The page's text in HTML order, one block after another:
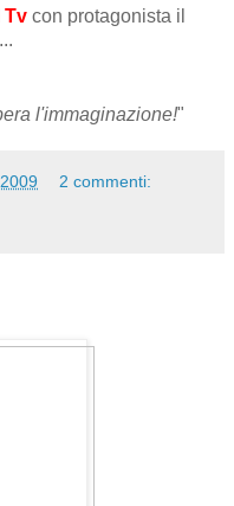
Tv con protagonista il
l'immaginazione!"
2 commenti: